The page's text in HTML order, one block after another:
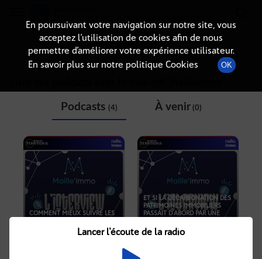
THÉMATIQUE
Podcasts (4) À venir(0)
COMMENT MIEUX SUIVRE LES
ET SI LA DÉCARBONATION DES
PATRIMOINES IMMOBILIERS
PASSAIT D’ABORD PAR UNE
DES BÂTIMENTS ?
En poursuivant votre navigation sur notre site, vous
acceptez l’utilisation de cookies afin de nous
permettre d’améliorer votre expérience utilisateur.
En savoir plus sur notre politique Cookies
OK
Lancer l'écoute de la radio